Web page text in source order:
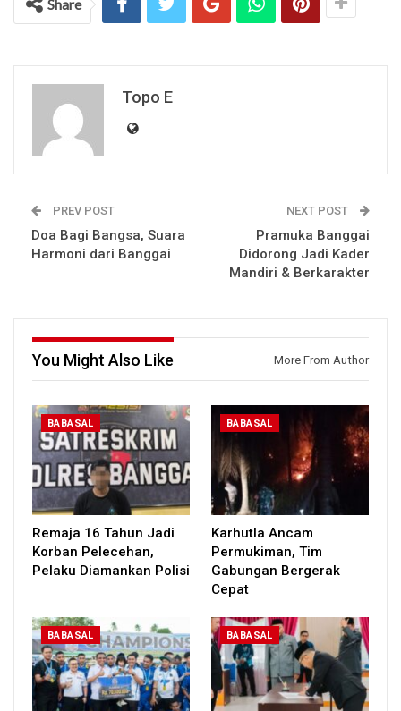
Share
Topo E
PREV POST
Doa Bagi Bangsa, Suara
Harmoni dari Banggai
NEXT POST
Pramuka Banggai
Didorong Jadi Kader
Mandiri & Berkarakter
You Might Also Like More From Author
BABASAL
Remaja 16 Tahun Jadi
Korban Pelecehan,
Pelaku Diamankan Polisi
BABASAL
Karhutla Ancam
Permukiman, Tim
Gabungan Bergerak
Cepat
BABASAL BABASAL